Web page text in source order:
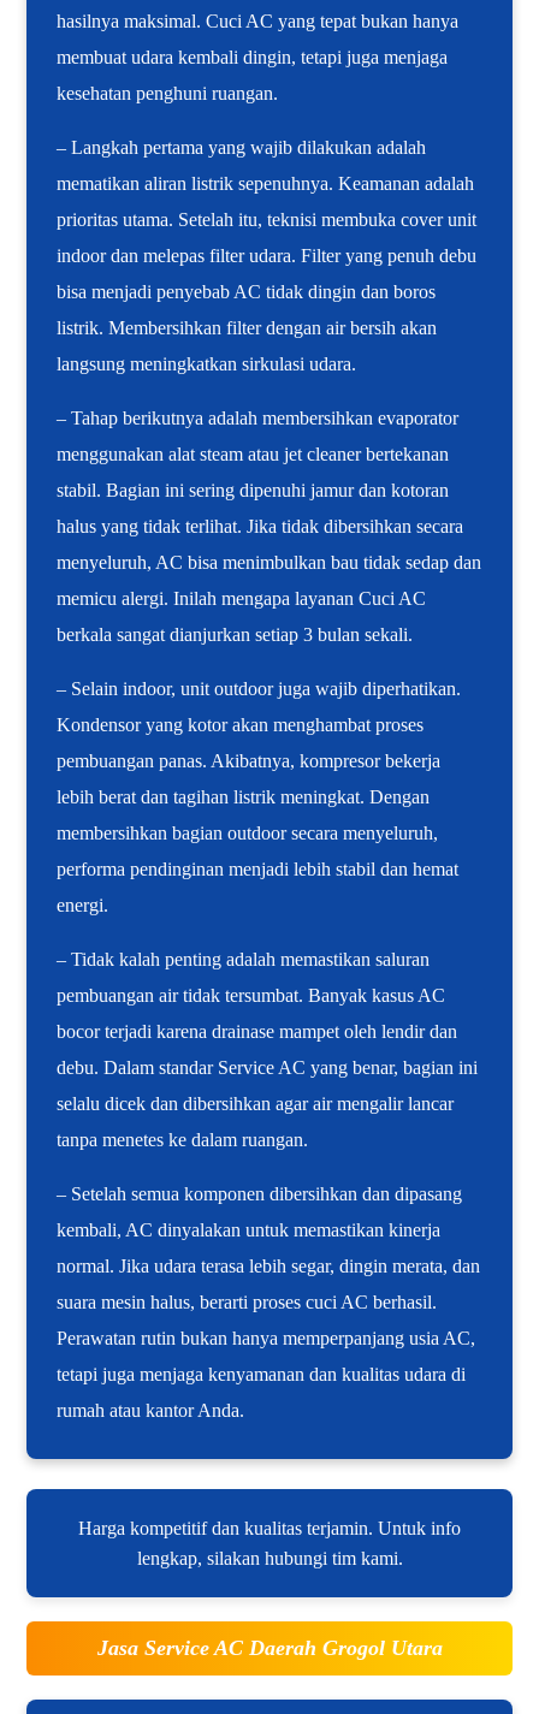
hasilnya maksimal. Cuci AC yang tepat bukan hanya
membuat udara kembali dingin, tetapi juga menjaga
kesehatan penghuni ruangan.
– Langkah pertama yang wajib dilakukan adalah
mematikan aliran listrik sepenuhnya. Keamanan adalah
prioritas utama. Setelah itu, teknisi membuka cover unit
indoor dan melepas filter udara. Filter yang penuh debu
bisa menjadi penyebab AC tidak dingin dan boros
listrik. Membersihkan filter dengan air bersih akan
langsung meningkatkan sirkulasi udara.
– Tahap berikutnya adalah membersihkan evaporator
menggunakan alat steam atau jet cleaner bertekanan
stabil. Bagian ini sering dipenuhi jamur dan kotoran
halus yang tidak terlihat. Jika tidak dibersihkan secara
menyeluruh, AC bisa menimbulkan bau tidak sedap dan
memicu alergi. Inilah mengapa layanan Cuci AC
berkala sangat dianjurkan setiap 3 bulan sekali.
– Selain indoor, unit outdoor juga wajib diperhatikan.
Kondensor yang kotor akan menghambat proses
pembuangan panas. Akibatnya, kompresor bekerja
lebih berat dan tagihan listrik meningkat. Dengan
membersihkan bagian outdoor secara menyeluruh,
performa pendinginan menjadi lebih stabil dan hemat
energi.
– Tidak kalah penting adalah memastikan saluran
pembuangan air tidak tersumbat. Banyak kasus AC
bocor terjadi karena drainase mampet oleh lendir dan
debu. Dalam standar Service AC yang benar, bagian ini
selalu dicek dan dibersihkan agar air mengalir lancar
tanpa menetes ke dalam ruangan.
– Setelah semua komponen dibersihkan dan dipasang
kembali, AC dinyalakan untuk memastikan kinerja
normal. Jika udara terasa lebih segar, dingin merata, dan
suara mesin halus, berarti proses cuci AC berhasil.
Perawatan rutin bukan hanya memperpanjang usia AC,
tetapi juga menjaga kenyamanan dan kualitas udara di
rumah atau kantor Anda.
Harga kompetitif dan kualitas terjamin. Untuk info
lengkap, silakan hubungi tim kami.
Jasa Service AC Daerah Grogol Utara